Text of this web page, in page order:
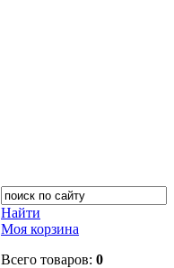
Найти
Моя корзина
Всего товаров: 0